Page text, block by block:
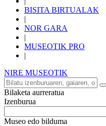
BISITA BIRTUALAK
|
NOR GARA
|
MUSEOTIK PRO
|
NIRE MUSEOTIK
Bilaketa aurreratua
Izenburua
Museo edo bilduma